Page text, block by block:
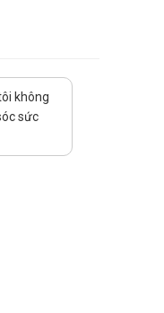
vẻ và hạnh
không
sức